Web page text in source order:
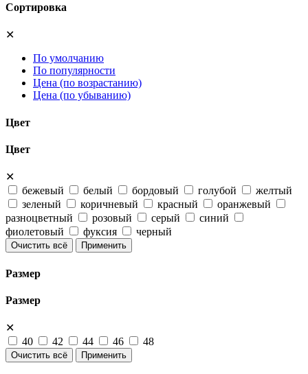
Сортировка
✕
По умолчанию
По популярности
Цена (по возрастанию)
Цена (по убыванию)
Цвет
Цвет
✕
бежевый
белый бордовый голубой
желтый
зеленый
коричневый красный
оранжевый
разноцветный
розовый серый
синий
фиолетовый
фуксия черный
Очистить всё Применить
Размер
Размер
✕
40
42 44 46 48
Очистить всё Применить